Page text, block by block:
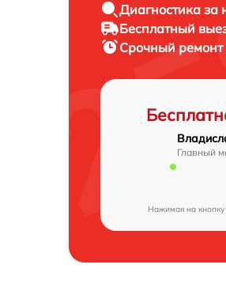
Диагностика за
Бесплатный
Срочный ремонт
Главный
Нажимая на кнопку